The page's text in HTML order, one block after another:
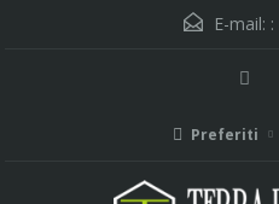
E-mail: :
Preferiti